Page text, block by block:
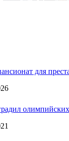
для